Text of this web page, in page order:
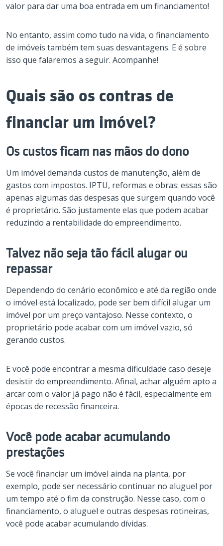
valor para dar uma boa entrada em um financiamento!
No entanto, assim como tudo na vida, o financiamento
de imóveis também tem suas desvantagens. E é sobre
isso que falaremos a seguir. Acompanhe!
Quais são os contras de
financiar um imóvel?
Os custos ficam nas mãos do dono
Um imóvel demanda custos de manutenção, além de
gastos com impostos. IPTU, reformas e obras: essas são
apenas algumas das despesas que surgem quando você
é proprietário. São justamente elas que podem acabar
reduzindo a rentabilidade do empreendimento.
Talvez não seja tão fácil alugar ou
repassar
Dependendo do cenário econômico e até da região onde
o imóvel está localizado, pode ser bem difícil alugar um
imóvel por um preço vantajoso. Nesse contexto, o
proprietário pode acabar com um imóvel vazio, só
gerando custos.
E você pode encontrar a mesma dificuldade caso deseje
desistir do empreendimento. Afinal, achar alguém apto a
arcar com o valor já pago não é fácil, especialmente em
épocas de recessão financeira.
Você pode acabar acumulando
prestações
Se você financiar um imóvel ainda na planta, por
exemplo, pode ser necessário continuar no aluguel por
um tempo até o fim da construção. Nesse caso, com o
financiamento, o aluguel e outras despesas rotineiras,
você pode acabar acumulando dívidas.